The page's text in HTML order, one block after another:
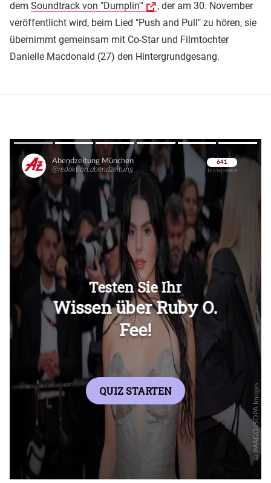
dem Soundtrack von "Dumplin'"
, der am 30. November
veröffentlicht wird, beim Lied "Push and Pull" zu hören, sie
übernimmt gemeinsam mit Co-Star und Filmtochter
Danielle Macdonald (27) den Hintergrundgesang.
Überspringen
Überspringen